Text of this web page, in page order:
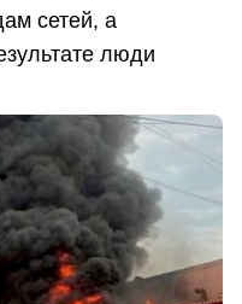
сетей, а
люди